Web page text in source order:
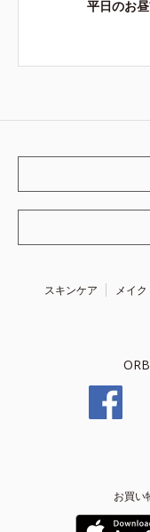
平日のお
スキンケア メイク
お買い